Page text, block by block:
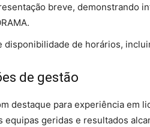
breve, demonstrando
disponibilidade de horários,
de gestão
destaque para experiência em
equipas geridas e resultados